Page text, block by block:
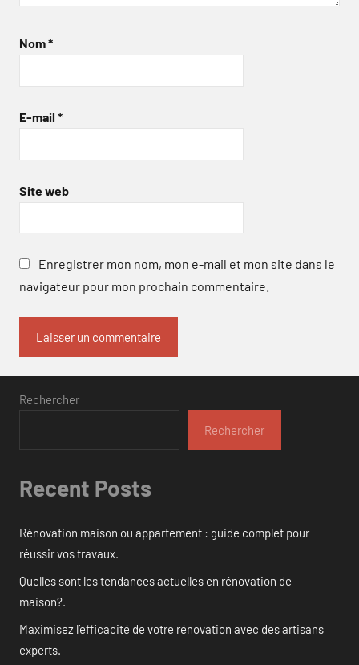
Nom*
E-mail *
Site web
Enregistrer mon nom, mon e-mail et mon site dans le
navigateur pour mon prochain commentaire.
Rechercher
Rechercher
Recent Posts
Rénovation maison ou appartement : guide complet pour
réussir vos travaux.
Quelles sont les tendances actuelles en rénovation de
maison?.
Maximisez l’efficacité de votre rénovation avec des artisans
experts.